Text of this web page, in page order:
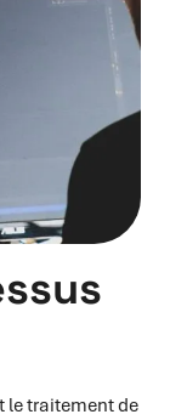
le traitement de